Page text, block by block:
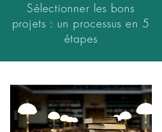
Sélectionner les bons
projets : un processus en 5
étapes